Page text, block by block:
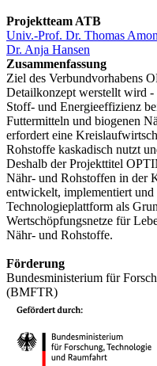
Projektteam ATB
Univ.-Prof. Dr. Thomas Amon
Dr. Anja Hansen
Zusammenfassung
Ziel des Verbundvorhabens
Detailkonzept werstellt wird -
Stoff- und Energieeffizienz
Futtermitteln und biogenen
erfordert eine
Rohstoffe kaskadisch nutzt
Deshalb der Projekttitel
Nähr- und Rohstoffen in
entwickelt, implementiert
Technologieplattform als
Wertschöpfungsnetze für
Nähr- und Rohstoffe.
Förderung
Bundesministerium für
(BMFTR)